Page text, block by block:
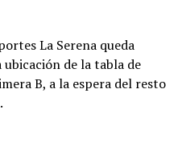
La Serena queda
de la tabla de
B, a la espera del resto